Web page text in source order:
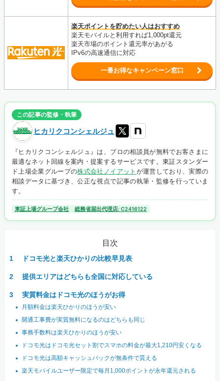
楽天ポイントを貯めたい人はおすすめ
楽天モバイルと利用すれば1,000pt還元
楽天市場のポイント還元率があがる
IPv6の高速通信に対応
一番お得なキャンペーン窓口
この記事の監修・執筆
ヒカリクコンシェルジュ
『ヒカリクコンシェルジュ』は、プロの相談員が無料でお客さまに
最適なネット回線を案内・提案するサービスです。東証スタンダー
ド上場企業グループの株式会社ノイアット が運営しており、実際の
相談データに基づき、公正な視点で記事の執筆・監修を行っていま
す。
東証上場グループ会社 総務省届出代理店: C2416122
目次
ドコモ光と楽天ひかりの比較早見表
提供エリアはどちらも全国に対応している
実質料金はドコモ光のほうがお得
月額料金は楽天ひかりのほうが安い
開通工事費が実質無料になるのはどちらも同じ
事務手数料は楽天ひかりのほうが安い
ドコモ光はドコモ光セット割でスマホの料金が最大1,210円安くなる
ドコモ光は高額キャッシュバックが無条件で貰える
楽天モバイルユーザー限定で毎月1,000ポイントが永年還元される